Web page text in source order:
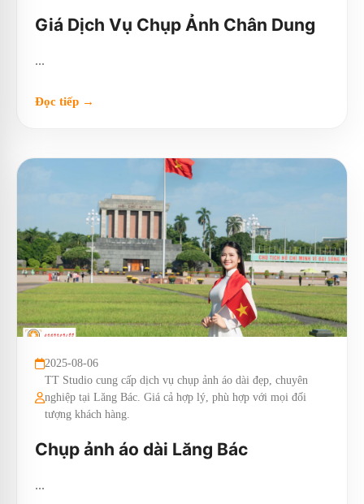
Giá Dịch Vụ Chụp Ảnh Chân Dung
...
Đọc tiếp →
2025-08-06
TT Studio cung cấp dịch vụ chụp ảnh áo dài đẹp, chuyên
nghiệp tại Lăng Bác. Giá cả hợp lý, phù hợp với mọi đối
tượng khách hàng.
Chụp ảnh áo dài Lăng Bác
...